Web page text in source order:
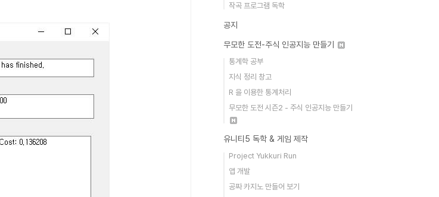
작곡 프로그램 독학
공지
무모한 도전-주식 인공지능 만들기
통계학 공부
지식 정리 창고
R 을 이용한 통계처리
무모한 도전 시즌2 - 주식 인공지능 만들기
유니티5 독학 & 게임 제작
Project Yukkuri Run
앱 개발
공짜 카지노 만들어 보기